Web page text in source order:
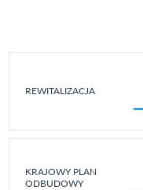
REWITALIZACJA
KRAJOWY PLAN
ODBUDOWY